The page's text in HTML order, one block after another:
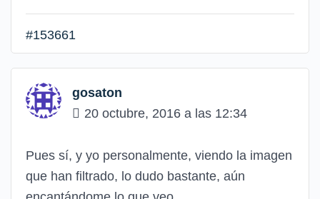
#153661
gosaton
20 octubre, 2016 a las 12:34
Pues sí, y yo personalmente, viendo la imagen
que han filtrado, lo dudo bastante, aún